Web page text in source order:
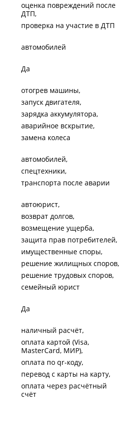
оценка повреждений после
ДТП
проверка на участие в ДТП
автомобилей
Да
отогрев машины
запуск двигателя
зарядка аккумулятора
аварийное вскрытие
замена колеса
автомобилей
спецтехники
транспорта после аварии
автоюрист
возврат долгов
возмещение ущерба
защита прав потребителей
имущественные споры
решение жилищных споров
решение трудовых споров
семейный юрист
Да
наличный расчёт
оплата картой (Visa,
MasterCard, МИР)
оплата по qr-коду
перевод с карты на карту
оплата через расчётный
счёт